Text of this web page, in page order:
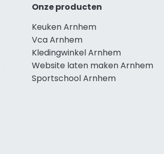
Onze producten
Keuken Arnhem
Vca Arnhem
Kledingwinkel Arnhem
Website laten maken Arnhem
Sportschool Arnhem